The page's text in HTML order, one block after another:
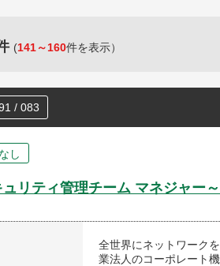
(141～160件を表示）
/ 083
し
リティ管理チーム マネジャー
全世界にネットワーク
業法人のコーポレート